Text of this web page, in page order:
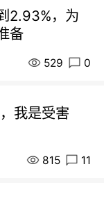
2.93%，为
备
529 0
我是受害
815 11